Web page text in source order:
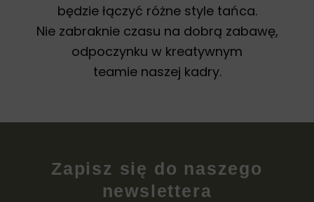
będzie łączyć różne style tańca.
Nie zabraknie czasu na dobrą zabawę,
odpoczynku w kreatywnym
teamie naszej kadry.
Zapisz się do naszego
newslettera